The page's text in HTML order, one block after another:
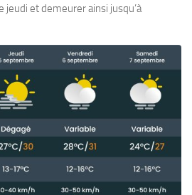
jeudi et demeurer ainsi jusqu’à